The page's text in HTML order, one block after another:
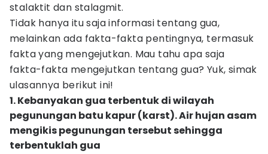
stalaktit dan stalagmit.
Tidak hanya itu saja informasi tentang gua,
melainkan ada fakta-fakta pentingnya, termasuk
fakta yang mengejutkan. Mau tahu apa saja
fakta-fakta mengejutkan tentang gua? Yuk, simak
ulasannya berikut ini!
1. Kebanyakan gua terbentuk di wilayah
pegunungan batu kapur (karst). Air hujan asam
mengikis pegunungan tersebut sehingga
terbentuklah gua